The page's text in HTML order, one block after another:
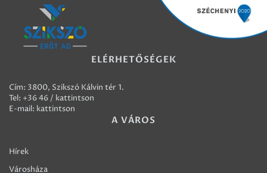
ELÉRHETŐSÉGEK
Cím: 3800, Szikszó Kálvin tér 1.
Tel: +36 46 / kattintson
E-mail: kattintson
A VÁROS
Hírek
Városháza